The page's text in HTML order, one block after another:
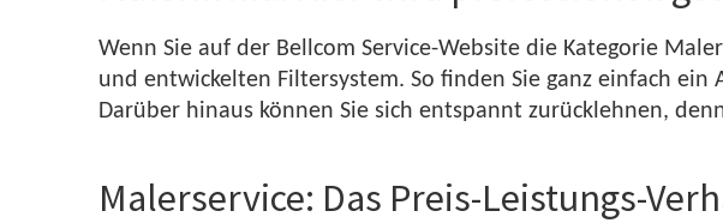
Wenn Sie auf der Bellcom Service-Website die Kategorie
und entwickelten Filtersystem. So finden Sie ganz einfach
Darüber hinaus können Sie sich entspannt zurücklehnen,
Malerservice: Das Preis-Leistungs-